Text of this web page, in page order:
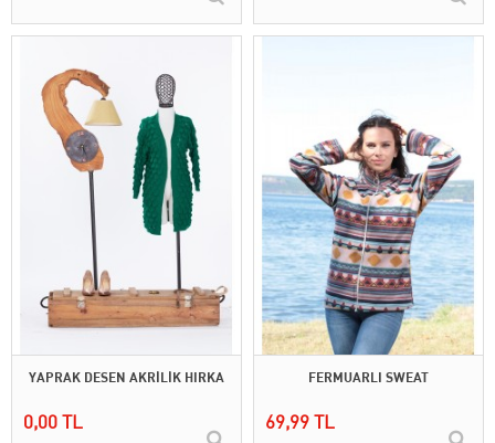
YAPRAK DESEN AKRİLİK HIRKA
0,00 TL
FERMUARLI SWEAT
69,99 TL